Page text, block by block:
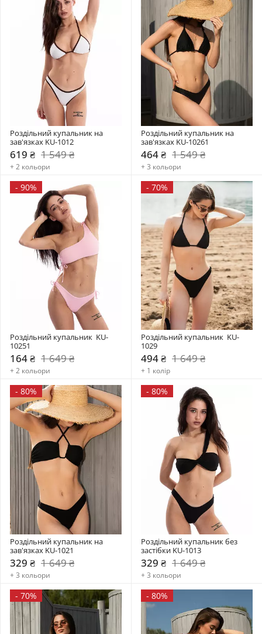
Роздільний купальник на
зав'язках KU-1012
619 ₴ 1 549 ₴
+ 2 кольори
Роздільний купальник на
зав'язках KU-10261
464 ₴ 1 549 ₴
+ 3 кольори
- 90%
Роздільний купальник  KU-
10251
164 ₴ 1 649 ₴
+ 2 кольори
- 70%
Роздільний купальник  KU-
1029
494 ₴ 1 649 ₴
+ 1 колір
- 80%
Роздільний купальник на
зав'язках KU-1021
329 ₴ 1 649 ₴
+ 3 кольори
- 80%
Роздільний купальник без
застібки KU-1013
329 ₴ 1 649 ₴
+ 3 кольори
- 70% - 80%